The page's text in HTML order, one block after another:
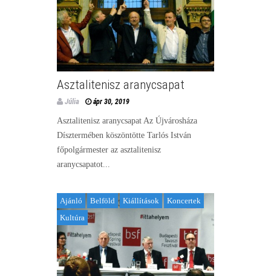
Asztalitenisz aranycsapat
Júlia ápr 30, 2019
Asztalitenisz aranycsapat Az Újvárosháza
Dísztermében köszöntötte Tarlós István
főpolgármester az asztalitenisz
aranycsapatot...
Ajánló Belföld Kiállítások
Koncertek
Kultúra